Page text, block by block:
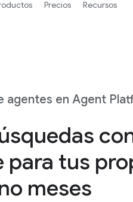
agentes en Agent
para tus
meses
Precios Recursos